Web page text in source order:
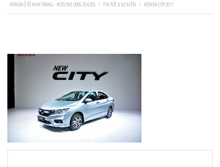
HONDA Ô TÔ NHA TRANG - HOTLINE 0905 254 255 > TIN TỨC & SỰ KIỆN > HONDA CITY 2017